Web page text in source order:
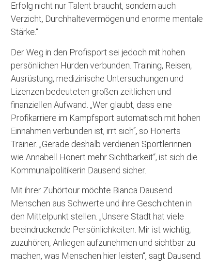
Erfolg nicht nur Talent braucht, sondern auch
Verzicht, Durchhaltevermögen und enorme mentale
Stärke.“
Der Weg in den Profisport sei jedoch mit hohen
persönlichen Hürden verbunden. Training, Reisen,
Ausrüstung, medizinische Untersuchungen und
Lizenzen bedeuteten großen zeitlichen und
finanziellen Aufwand. „Wer glaubt, dass eine
Profikarriere im Kampfsport automatisch mit hohen
Einnahmen verbunden ist, irrt sich“, so Honerts
Trainer. „Gerade deshalb verdienen Sportlerinnen
wie Annabell Honert mehr Sichtbarkeit“, ist sich die
Kommunalpolitikerin Dausend sicher.
Mit ihrer Zuhörtour möchte Bianca Dausend
Menschen aus Schwerte und ihre Geschichten in
den Mittelpunkt stellen. „Unsere Stadt hat viele
beeindruckende Persönlichkeiten. Mir ist wichtig,
zuzuhören, Anliegen aufzunehmen und sichtbar zu
machen, was Menschen hier leisten“, sagt Dausend.